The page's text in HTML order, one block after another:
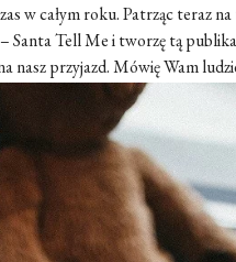
w całym roku. Patrząc teraz
Tell Me i tworzę tą
nasz przyjazd. Mówię Wam